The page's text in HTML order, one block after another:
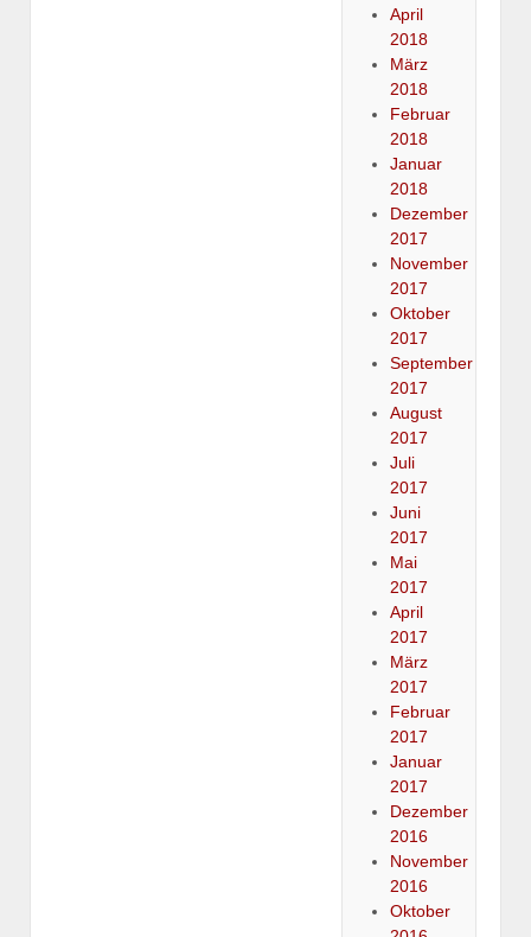
April
2018
März
2018
Februar
2018
Januar
2018
Dezember
2017
November
2017
Oktober
2017
September
2017
August
2017
Juli
2017
Juni
2017
Mai
2017
April
2017
März
2017
Februar
2017
Januar
2017
Dezember
2016
November
2016
Oktober